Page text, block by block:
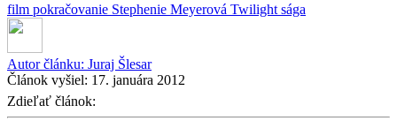
film pokračovanie Stephenie Meyerová Twilight sága
Autor článku: Juraj Šlesar
Článok vyšiel: 17. januára 2012
Zdieľať článok: